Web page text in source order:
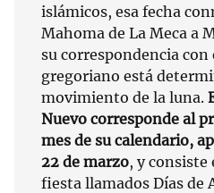
islámicos, esa fecha
Mahoma de La Meca a
su correspondencia con
gregoriano está
movimiento de la luna.
Nuevo corresponde al
mes de su calendario,
22 de marzo, y consiste
fiesta llamados Días